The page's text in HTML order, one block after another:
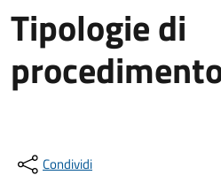
Tipologie di
Condividi